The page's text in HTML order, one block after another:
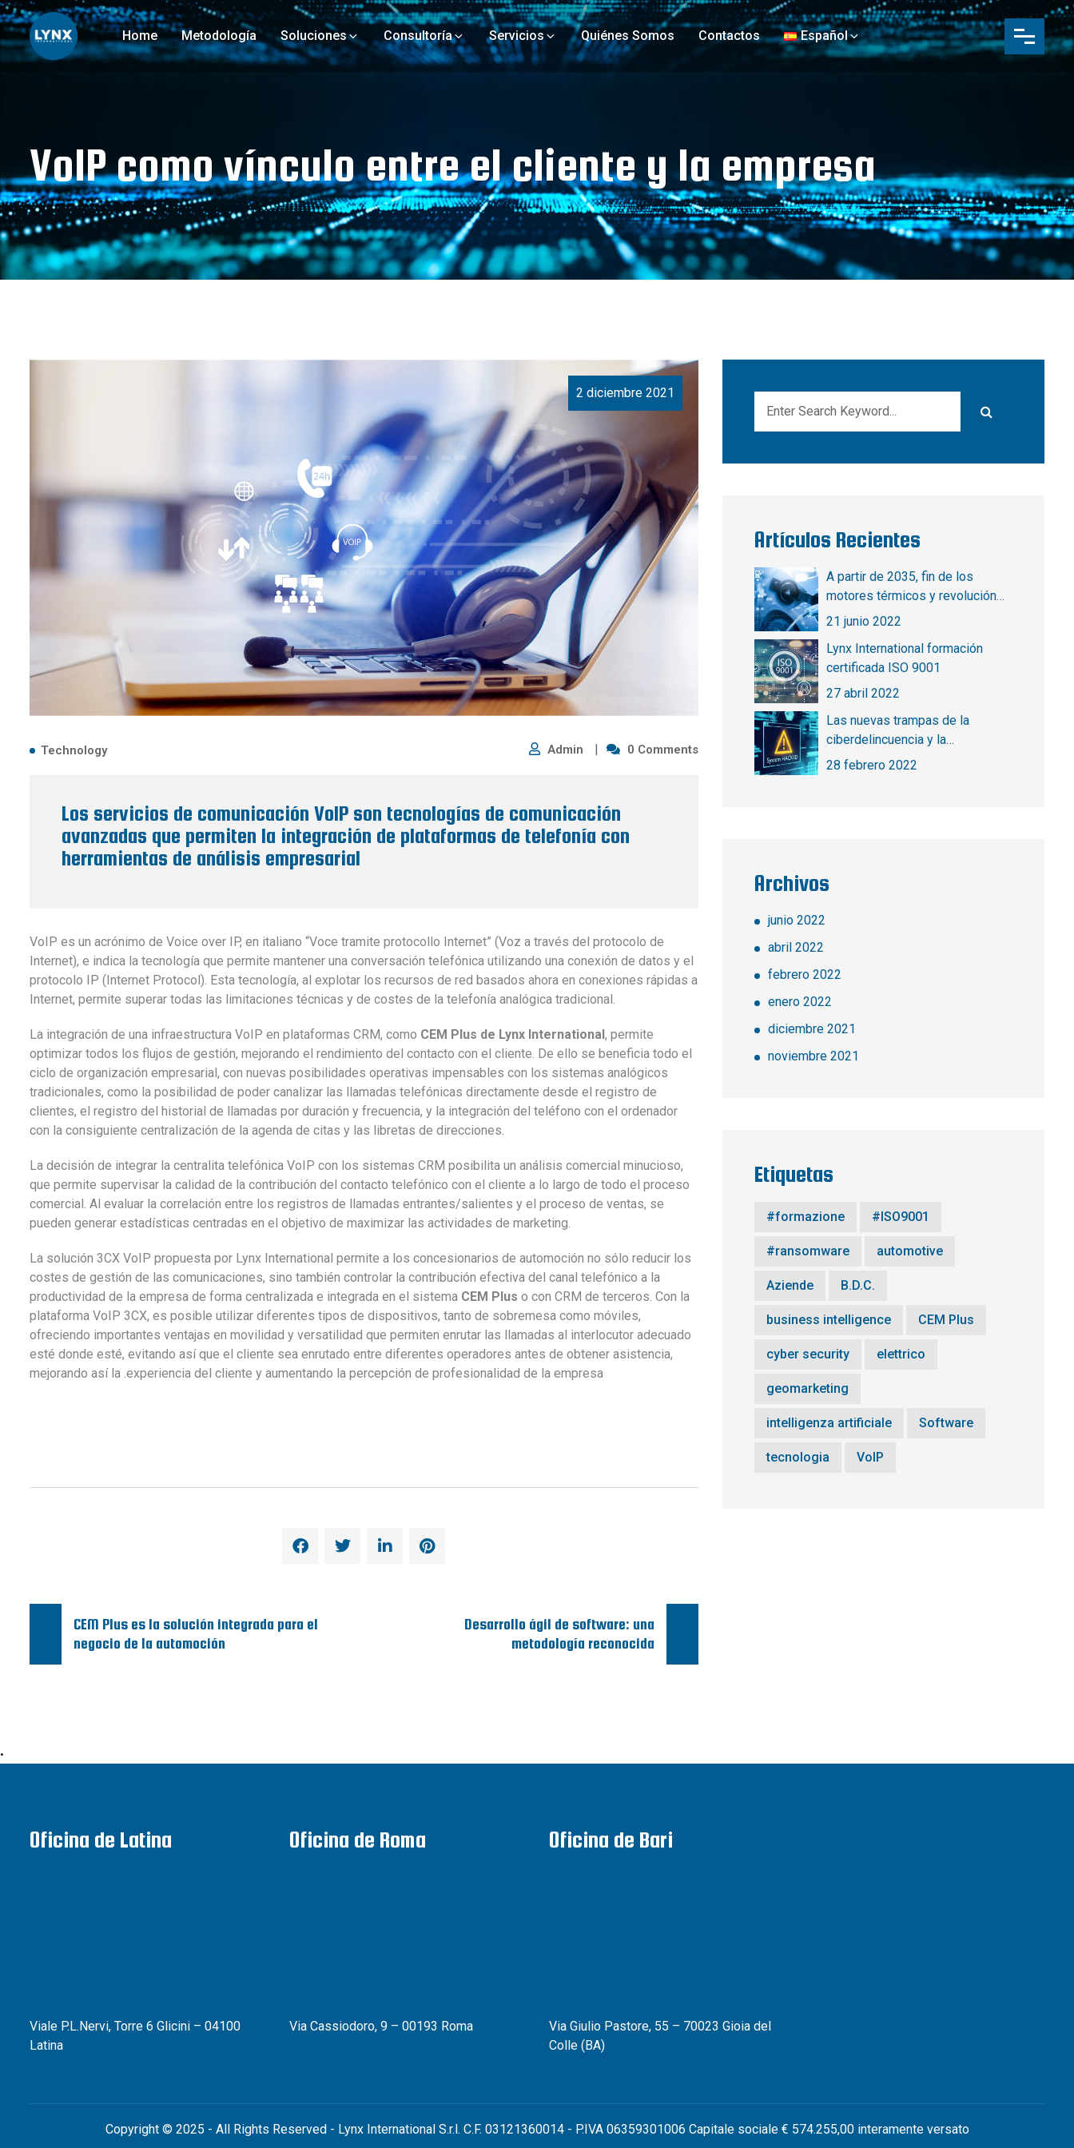
Home Metodología Soluciones Consultoría Servicios Quiénes Somos Contactos Español
VoIP como vínculo entre el cliente y la empresa
2 diciembre 2021
Technology Admin 0 Comments
Los servicios de comunicación VoIP son tecnologías de comunicación
avanzadas que permiten la integración de plataformas de telefonía con
herramientas de análisis empresarial
VoIP es un acrónimo de Voice over IP, en italiano “Voce tramite protocollo Internet” (Voz a través del protocolo de
Internet), e indica la tecnología que permite mantener una conversación telefónica utilizando una conexión de datos y el
protocolo IP (Internet Protocol). Esta tecnología, al explotar los recursos de red basados ahora en conexiones rápidas a
Internet, permite superar todas las limitaciones técnicas y de costes de la telefonía analógica tradicional.
La integración de una infraestructura VoIP en plataformas CRM, como CEM Plus de Lynx International , permite
optimizar todos los flujos de gestión, mejorando el rendimiento del contacto con el cliente. De ello se beneficia todo el
ciclo de organización empresarial, con nuevas posibilidades operativas impensables con los sistemas analógicos
tradicionales, como la posibilidad de poder canalizar las llamadas telefónicas directamente desde el registro de
clientes, el registro del historial de llamadas por duración y frecuencia, y la integración del teléfono con el ordenador
con la consiguiente centralización de la agenda de citas y las libretas de direcciones.
La decisión de integrar la centralita telefónica VoIP con los sistemas CRM posibilita un análisis comercial minucioso,
que permite supervisar la calidad de la contribución del contacto telefónico con el cliente a lo largo de todo el proceso
comercial. Al evaluar la correlación entre los registros de llamadas entrantes/salientes y el proceso de ventas, se
pueden generar estadísticas centradas en el objetivo de maximizar las actividades de marketing.
La solución 3CX VoIP propuesta por Lynx International permite a los concesionarios de automoción no sólo reducir los
costes de gestión de las comunicaciones, sino también controlar la contribución efectiva del canal telefónico a la
productividad de la empresa de forma centralizada e integrada en el sistema CEM Plus o con CRM de terceros. Con la
plataforma VoIP 3CX, es posible utilizar diferentes tipos de dispositivos, tanto de sobremesa como móviles,
ofreciendo importantes ventajas en movilidad y versatilidad que permiten enrutar las llamadas al interlocutor adecuado
esté donde esté, evitando así que el cliente sea enrutado entre diferentes operadores antes de obtener asistencia,
mejorando así la .experiencia del cliente y aumentando la percepción de profesionalidad de la empresa
CEM Plus es la solución integrada para el
negocio de la automoción
Desarrollo ágil de software: una
metodología reconocida
Artículos Recientes
A partir de 2035, fin de los
motores térmicos y revolución
eléctrica
21 junio 2022
Lynx International formación
certificada ISO 9001
27 abril 2022
Las nuevas trampas de la
ciberdelincuencia y la
ciberseguridad
28 febrero 2022
Archivos
junio 2022
abril 2022
febrero 2022
enero 2022
diciembre 2021
noviembre 2021
Etiquetas
#formazione #ISO9001
#ransomware automotive
Aziende B.D.C.
business intelligence CEM Plus
cyber security elettrico
geomarketing
intelligenza artificiale Software
tecnologia VoIP
•
Oficina de Latina
Viale P.L.Nervi, Torre 6 Glicini – 04100
Latina
Oficina de Roma
Via Cassiodoro, 9 – 00193 Roma
Oficina de Bari
Via Giulio Pastore, 55 – 70023 Gioia del
Colle (BA)
Copyright © 2025 - All Rights Reserved - Lynx International S.r.l. C.F. 03121360014 - P.IVA 06359301006 Capitale sociale € 574.255,00 interamente versato